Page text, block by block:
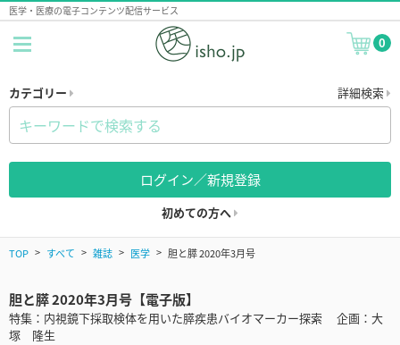
医学・医療の電子コンテンツ配信サービス
0
カテゴリー 詳細検索
ログイン／新規登録
初めての方へ
TOP すべて 雑誌 医学 胆と膵 2020年3月号
胆と膵 2020年3月号【電子版】
特集：内視鏡下採取検体を用いた膵疾患バイオマーカー探索 企画：大
塚 隆生